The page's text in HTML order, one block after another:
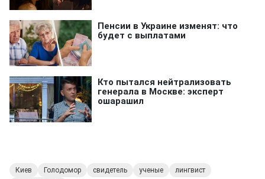
Киев Голодомор свидетель ученые
лингвист